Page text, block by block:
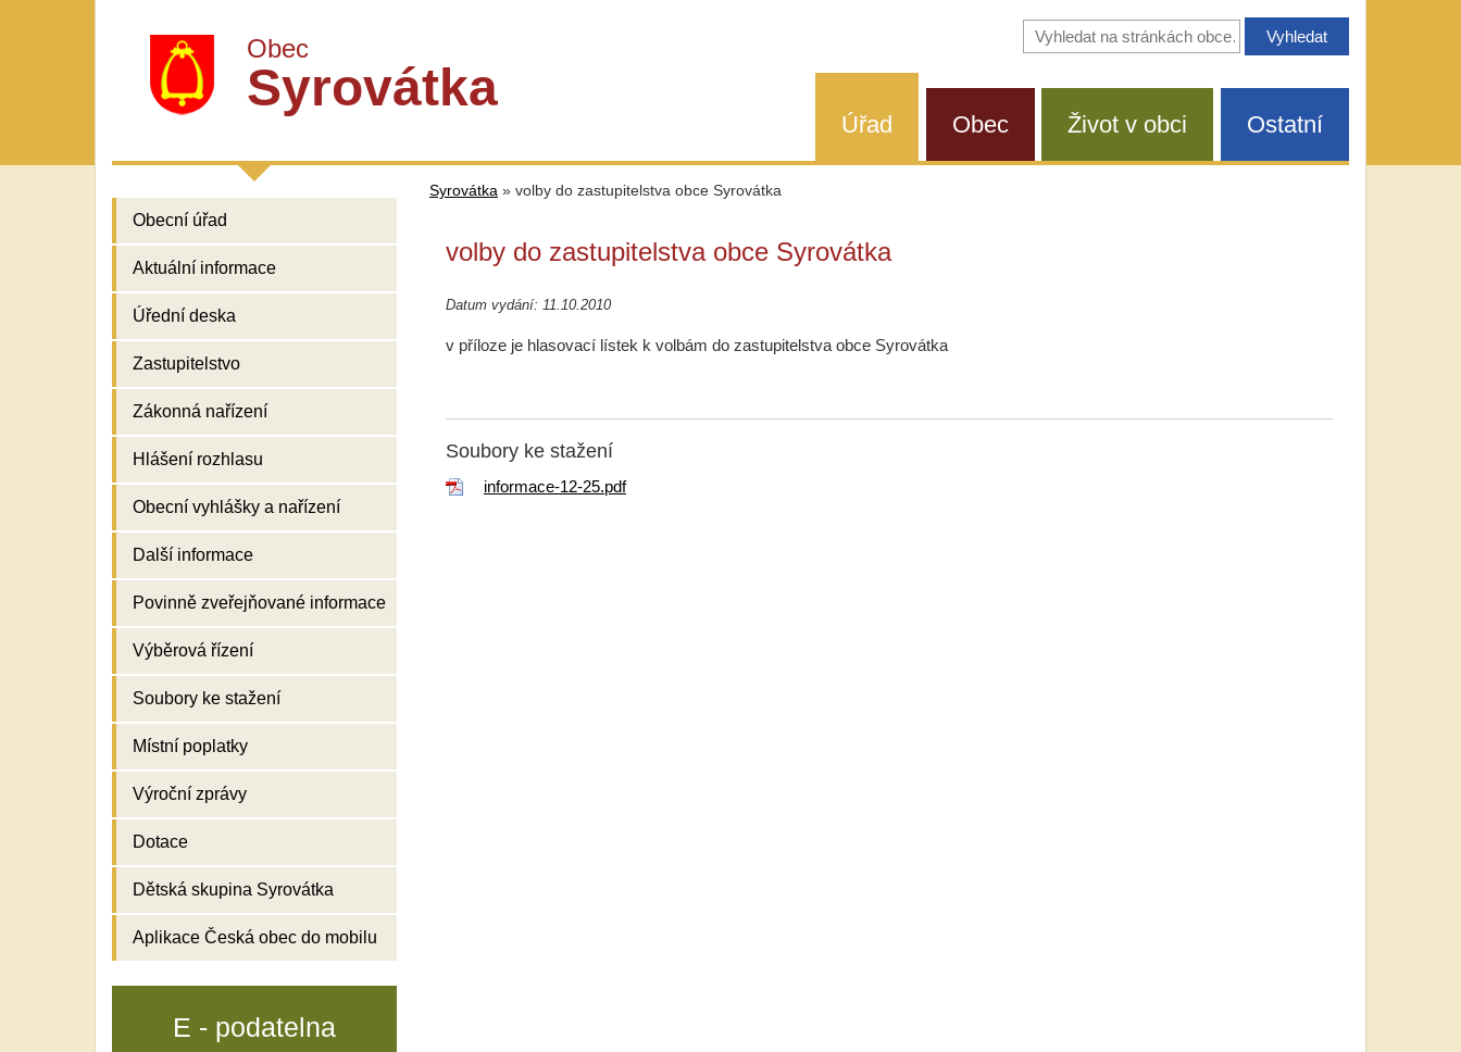
Obec
Syrovátka
Vyhledávání
na
Úřad Obec Život v obci Ostatní
Obecní úřad
Aktuální informace
Úřední deska
Zastupitelstvo
Zákonná nařízení
Hlášení rozhlasu
Obecní vyhlášky a nařízení
Další informace
Povinně zveřejňované informace
Výběrová řízení
Soubory ke stažení
Místní poplatky
Výroční zprávy
Dotace
Dětská skupina Syrovátka
Aplikace Česká obec do mobilu
Syrovátka » volby do zastupitelstva obce Syrovátka
volby do zastupitelstva obce Syrovátka
Datum vydání: 11.10.2010
v příloze je hlasovací lístek k volbám do zastupitelstva obce Syrovátka
Soubory ke stažení
informace-12-25.pdf
E - podatelna